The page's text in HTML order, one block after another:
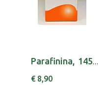
Parafinina, 145 mL x 1 sol oral mL
€ 8,90